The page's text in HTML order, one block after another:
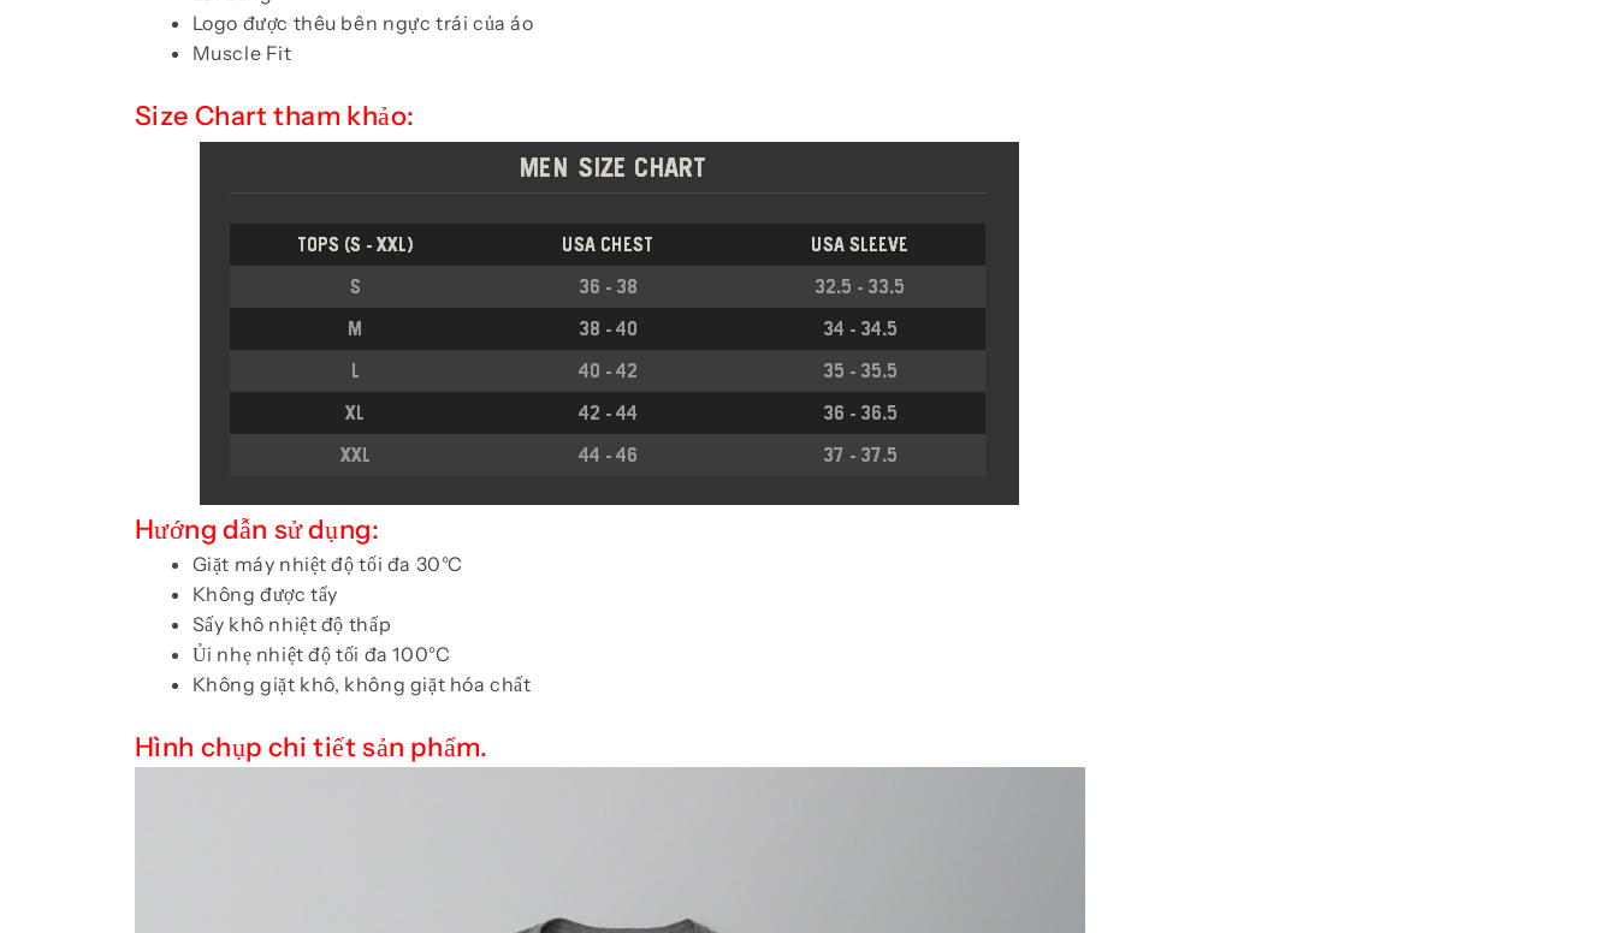
Logo được thêu bên ngực trái của áo
Muscle Fit
Size Chart tham khảo:
Hướng dẫn sử dụng:
Giặt máy nhiệt độ tối đa 30°C
Không được tẩy
Sấy khô nhiệt độ thấp
Ủi nhẹ nhiệt độ tối đa 100°C
Không giặt khô, không giặt hóa chất
Hình chụp chi tiết sản phẩm.